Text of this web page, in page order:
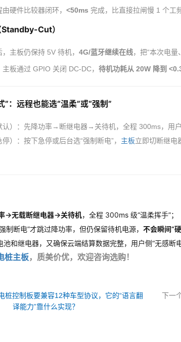
硬件比较器闭环， <50ms 完成，比直接拉闸慢 1 个工
Cut）
主板仍保持 5V 待机， 4G/蓝牙继续在线，把“本次电量
主板通过 GPIO 关闭 DC-DC， 待机功耗从 20W 降到
：远程也能选“温柔”或“强制”
认）：先降功率→断继电器→关待机，全程 300ms，用户
停）：按下急停或后台选“强制断电”， 主板立即切断继电
→无载断继电器→关待机，全程 300ms 级“温柔挥手”；
制断电”才跳过降功率，但仍保留待机电源， 不会瞬间“
和继电器，又确保云端结算数据完整，用户侧“无感断电
桩主板，质美价优，欢迎咨询选购！
桩控制板要兼容12种车型协议，它的“语言翻
译能力”靠什么实现？
下一